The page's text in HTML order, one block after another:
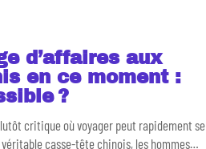
d’affaires aux
en ce moment :
?
critique où voyager peut rapidement se
casse-tête chinois, les hommes…